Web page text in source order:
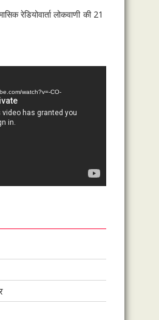
रेडियोवार्ता लोकवाणी की 21
watch?v=-CO-